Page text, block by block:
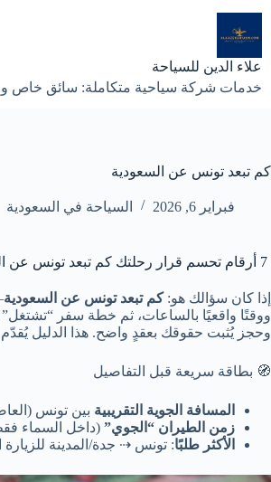
المحتوى
علاء الدين للسياحة
خدمات شركة سياحية متكاملة: سائق خاص
كم تبعد تونس عن السعودية
فبراير 6, 2026 السياحة في السعودية
إذا كان سؤالك هو:كم تبعد تونس عن السعودية
ووقتًا واقعيًا بالساعات، ثم خطة سفر
وحجز يُثبت حقوقك بعقدٍ واضح. هذا الدليل
🧭 بطاقة سريعة قبل التفاصيل
المسافة الجوية التقريبية بين تونس
زمن الطيران “الجوي” (داخل السماء
الأكثر طلبًا: تونس ⇢ جدة/المدينة